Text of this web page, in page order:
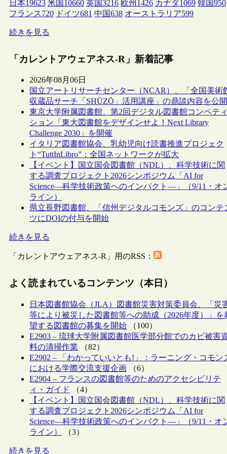
日本19623 米国 10660 英国3216 欧州 1426 カナダ1069 韓国950
フランス720 ドイツ681 中国638 オーストラリア599
続きを見る
「カレントアウェアネス-R」新着記事
2026年08月06日
国立アートリサーチセンター（NCAR）、「全国美術
収蔵品サーチ「SHŪZŌ」活用講座」の鼎談内容を公開
東京大学附属図書館、第2回デジタル図書館コンペティ
ション「東大図書館をデザインせよ！Next Library
Challenge 2030」を開催
イタリア図書館協会、乳幼児向け読書推進プロジェク
ト“TuttInLibro”：全国ネットワークが拡大
【イベント】国立国会図書館（NDL）、科学技術に関
する調査プロジェクト2026シンポジウム「AI for
Science―科学技術政策へのインパクト―」（9/11・オ
ライン）
県立長野図書館、「信州デジタルコモンズ」のコンテ
ツにDOIの付与を開始
続きを見る
「カレントアウェアネス-R」用のRSS：
よく読まれているコンテンツ（本日）
日本図書館協会（JLA）図書館災害対策委員会、「災
等により被災した図書館等への助成（2026年度）」を
望する図書館の募集を開始 （100）
E2903 – 琉球大学附属図書館医学部分館でのカビ被害
料の清掃作業 （82）
E2902 – 「わかっていいとも!」：ラーニング・コモン
における学際交流支援企画 （6）
E2904 – フランスの図書館等のためのアクセシビリテ
ィ・ガイド
（4）
【イベント】国立国会図書館（NDL）、科学技術に関
する調査プロジェクト2026シンポジウム「AI for
Science―科学技術政策へのインパクト―」（9/11・オ
ライン）
（3）
続きを見る